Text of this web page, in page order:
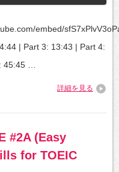
embed/
| Part 3: 13:43 | Part 4:
45:45 …
詳細を見る
#2A (Easy
for TOEIC